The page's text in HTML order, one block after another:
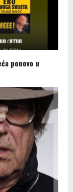
ponovo u